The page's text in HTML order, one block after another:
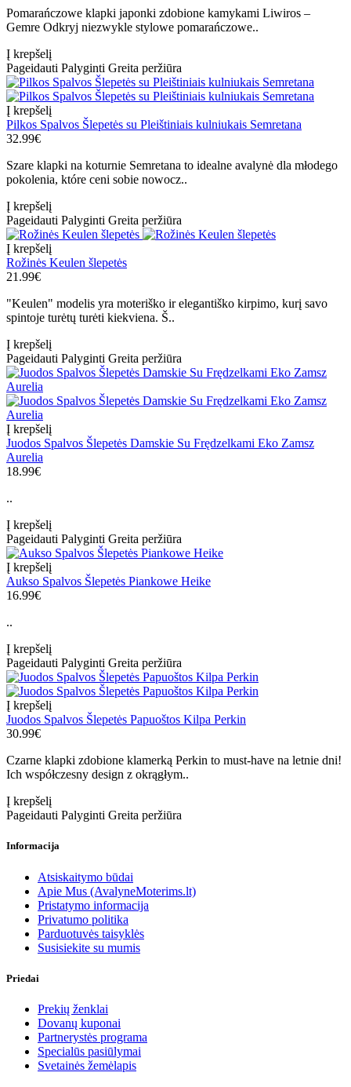
Pomarańczowe klapki japonki zdobione kamykami Liwiros –
Gemre Odkryj niezwykle stylowe pomarańczowe..
Į krepšelį
Pageidauti Palyginti Greita peržiūra
Į krepšelį
Pilkos Spalvos Šlepetės su Pleištiniais kulniukais Semretana
32.99€
Szare klapki na koturnie Semretana to idealne avalynė dla młodego
pokolenia, które ceni sobie nowocz..
Į krepšelį
Pageidauti Palyginti Greita peržiūra
Į krepšelį
Rožinės Keulen šlepetės
21.99€
"Keulen" modelis yra moteriško ir elegantiško kirpimo, kurį savo
spintoje turėtų turėti kiekviena. Š..
Į krepšelį
Pageidauti Palyginti Greita peržiūra
Į krepšelį
Juodos Spalvos Šlepetės Damskie Su Frędzelkami Eko Zamsz
Aurelia
18.99€
..
Į krepšelį
Pageidauti Palyginti Greita peržiūra
Į krepšelį
Aukso Spalvos Šlepetės Piankowe Heike
16.99€
..
Į krepšelį
Pageidauti Palyginti Greita peržiūra
Į krepšelį
Juodos Spalvos Šlepetės Papuoštos Kilpa Perkin
30.99€
Czarne klapki zdobione klamerką Perkin to must-have na letnie dni!
Ich współczesny design z okrągłym..
Į krepšelį
Pageidauti Palyginti Greita peržiūra
Informacija
Atsiskaitymo būdai
Apie Mus (AvalyneMoterims.lt)
Pristatymo informacija
Privatumo politika
Parduotuvės taisyklės
Susisiekite su mumis
Priedai
Prekių ženklai
Dovanų kuponai
Partnerystės programa
Specialūs pasiūlymai
Svetainės žemėlapis